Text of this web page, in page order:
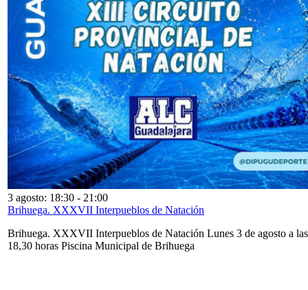
3 agosto: 18:30 - 21:00
Brihuega. XXXVII Interpueblos de Natación
Brihuega. XXXVII Interpueblos de Natación Lunes 3 de agosto a las
18,30 horas Piscina Municipal de Brihuega